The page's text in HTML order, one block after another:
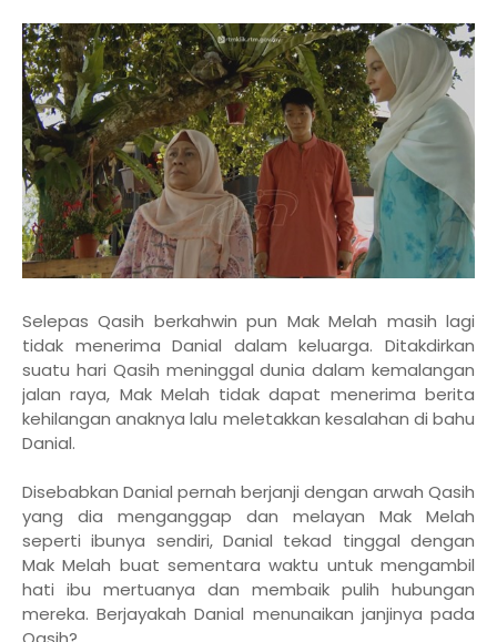
Selepas Qasih berkahwin pun Mak Melah masih lagi
tidak menerima Danial dalam keluarga. Ditakdirkan
suatu hari Qasih meninggal dunia dalam kemalangan
jalan raya, Mak Melah tidak dapat menerima berita
kehilangan anaknya lalu meletakkan kesalahan di bahu
Danial.
Disebabkan Danial pernah berjanji dengan arwah Qasih
yang dia menganggap dan melayan Mak Melah
seperti ibunya sendiri, Danial tekad tinggal dengan
Mak Melah buat sementara waktu untuk mengambil
hati ibu mertuanya dan membaik pulih hubungan
mereka. Berjayakah Danial menunaikan janjinya pada